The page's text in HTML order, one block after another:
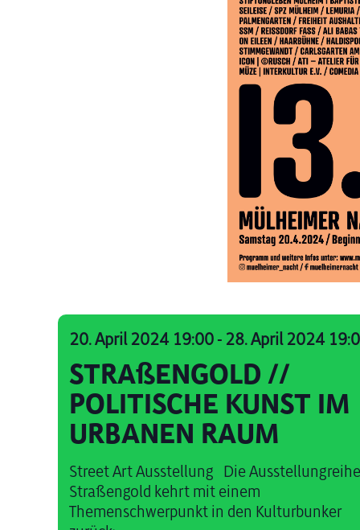
20. April 2024 19:00 - 28. April 2024
STRAßENGOLD //
POLITISCHE KUNST IM
URBANEN RAUM
Street Art Ausstellung Die
Straßengold kehrt mit einem
Themenschwerpunkt in den Kulturbunker